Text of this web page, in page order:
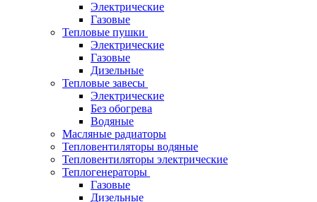
Электрические
Газовые
Тепловые пушки
Электрические
Газовые
Дизельные
Тепловые завесы
Электрические
Без обогрева
Водяные
Масляные радиаторы
Тепловентиляторы водяные
Тепловентиляторы электрические
Теплогенераторы
Газовые
Дизельные